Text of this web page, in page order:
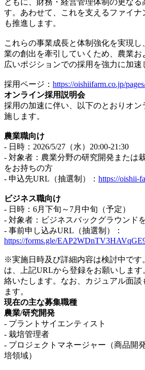
す。あわせて、これを支えるファイ
も推進します。
これらの事業成長と体制強化を実現
業の創出を牽引していくため、農業お
広いポジションでの採用を強力に加速
採用ページ： https://oishiifarm.co.jp/
オンライン採用説明会
採用の加速に伴い、以下のとおりオン
施します。
農業職向け
- 日時：2026/5/27（水）20:00-21:30
- 対象者：農業分野の研究開発または
をお持ちの方
- 申込先URL（抽選制）： https://oishii-
ビジネス職向け
- 日時：6月下旬～7月中旬（予定）
- 対象者：ビジネスバックグラウンド
- 事前申し込みURL（抽選制）：
https://forms.gle/
※実施日時及び詳細内容は検討中です
は、上記URLから登録をお願いしま
絡いたします。なお、カジュアル面談
ます。
現在の主な募集職種
農業/研究開発
- プラントサイエンティスト
- 栽培管理者
- プロジェクトマネージャー（商品開
培領域）